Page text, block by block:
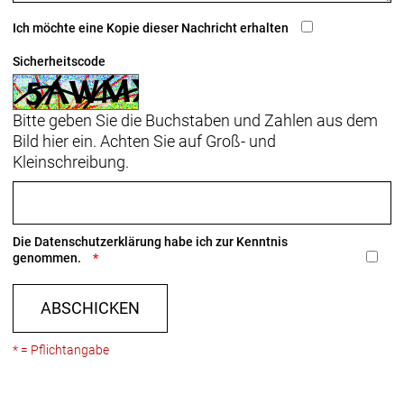
Nimm was mit
Fünf paar Standardösen am Rahmen stehen für die
großartige Vielseitigkeit dieses Rahmens, der dir für
den Transport von Trinkflaschen, Zubehör und
Gepäck alle Freiheiten lässt.
Leicht beleuchtet
Das praktische, dynamobetriebene Frontlicht spart
hervorragend abgeschnitten hat.
Rücklicht mit Standlicht
Dein Bike verfügt über eine Standlichtfunktion.
Wenn du anhältst, bleibt das Rücklicht noch an -
ideal, damit du an dunklen Kreuzungen sichtbar
bleibst für nachfolgenden Verkehr.
Ich möchte eine Kopie dieser Nachricht erhalten
Sicherheitscode
Bitte geben Sie die Buchstaben und Zahlen aus dem
Bild hier ein. Achten Sie auf Groß- und
Kleinschreibung.
Die Datenschutzerklärung habe ich zur Kenntnis
genommen.
ABSCHICKEN
* = Pflichtangabe